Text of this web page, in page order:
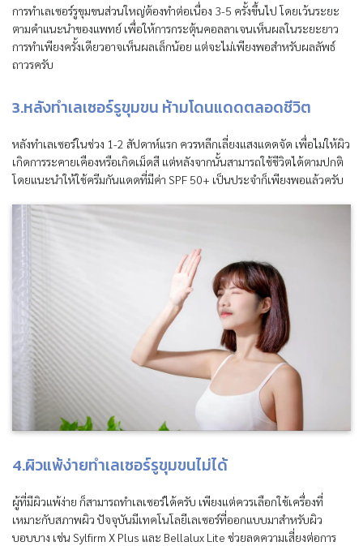
การทำเลเซอร์รูขุมขนส่วนใหญ่ต้องทำต่อเนื่อง 3-5 ครั้งขึ้นไป โดยเว้นระยะ
ตามคำแนะนำของแพทย์ เพื่อให้การกระตุ้นคอลลาเจนเห็นผลในระยะยาว
การทำเพียงครั้งเดียวอาจเห็นผลเล็กน้อย แต่จะไม่เพียงพอสำหรับผลลัพธ์
ถาวรครับ
3.หลังทำเลเซอร์รูขุมขน ห้ามโดนแดดตลอดชีวิต
หลังทำเลเซอร์ในช่วง 1-2 สัปดาห์แรก ควรหลีกเลี่ยงแสงแดดจัด เพื่อไม่ให้ผิว
เกิดการระคายเคืองหรือเกิดเม็ดสี แต่หลังจากนั้นสามารถใช้ชีวิตได้ตามปกติ
โดยแนะนำให้ใช้ครีมกันแดดที่มีค่า SPF 50+ เป็นประจำก็เพียงพอแล้วครับ
4.ผิวแพ้ง่ายทำเลเซอร์รูขุมขนไม่ได้
ผู้ที่มีผิวแพ้ง่าย ก็สามารถทำเลเซอร์ได้ครับ เพียงแต่ควรเลือกใช้เครื่องที่
เหมาะกับสภาพผิว ปัจจุบันมีเทคโนโลยีเลเซอร์ที่ออกแบบมาสำหรับผิว
บอบบาง เช่น Sylfirm X Plus และ Bellalux Lite ช่วยลดความเสี่ยงต่อการ